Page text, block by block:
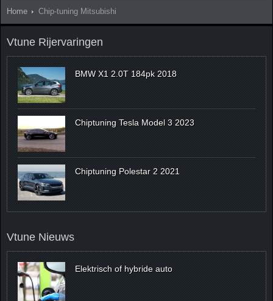
Home Chip-tuning Mitsubishi
Vtune Rijervaringen
BMW X1 2.0T 184pk 2018
Chiptuning Tesla Model 3 2023
Chiptuning Polestar 2 2021
Vtune Nieuws
Elektrisch of hybride auto